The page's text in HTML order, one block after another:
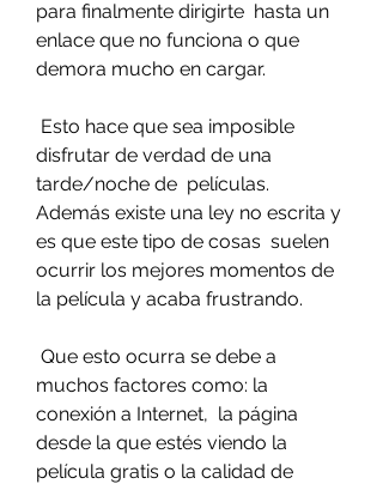
para finalmente dirigirte  hasta un
enlace que no funciona o que
demora mucho en cargar.
disfrutar de verdad de una
tarde/noche de  películas.
Además existe una ley no escrita y
es que este tipo de cosas  suelen
ocurrir los mejores momentos de
la película y acaba frustrando.
muchos factores como: la
conexión a Internet,  la página
desde la que estés viendo la
película gratis o la calidad de